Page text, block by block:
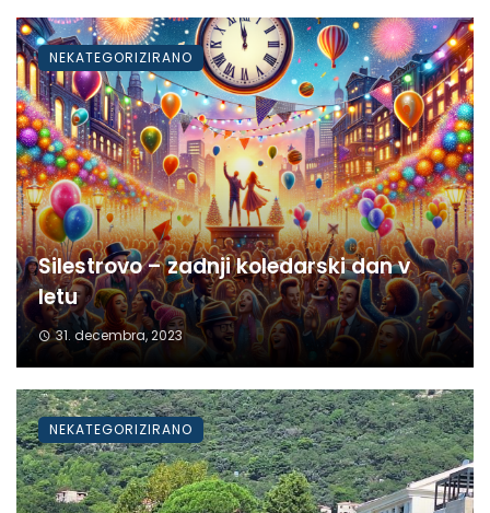
Silestrovo – zadnji koledarski dan v
letu
31. decembra, 2023
NEKATEGORIZIRANO
NEKATEGORIZIRANO